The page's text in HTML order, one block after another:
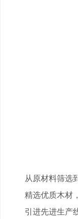
从原材料筛选
精选优质木材
引进先进生产